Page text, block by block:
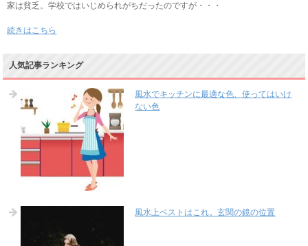
家は貧乏。学校ではいじめられがちだったのですが・・・
続きはこちら
人気記事ランキング
風水でキッチンに最適な色、使ってはいけ
ない色
風水上ベストはこれ。玄関の鏡の位置